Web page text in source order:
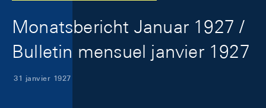
Monatsbericht Januar 1927 /
Bulletin mensuel janvier 1927
31 janvier 1927